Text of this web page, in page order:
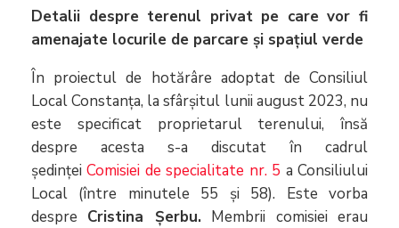
Detalii despre terenul privat pe care vor fi
amenajate locurile de parcare și spațiul verde
În proiectul de hotărâre adoptat de Consiliul
Local Constanța, la sfârșitul lunii august 2023, nu
este specificat proprietarul terenului, însă
despre acesta s-a discutat în cadrul
ședințeiComisiei de specialitate nr. 5 a Consiliului
Local (între minutele 55 și 58). Este vorba
despre Cristina Șerbu.Membrii comisiei erau